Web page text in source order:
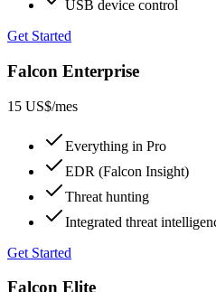
USB device control
Get Started
Falcon Enterprise
15 US$/mes
Everything in Pro
EDR (Falcon Insight)
Threat hunting
Integrated threat
Get Started
Falcon Elite